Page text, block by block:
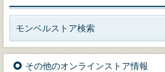
モンベルストア検索
その他のオンラインストア情報